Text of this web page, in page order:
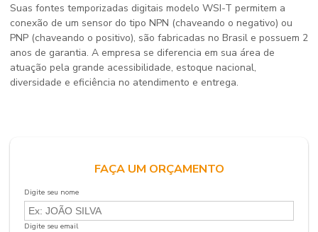
Suas fontes temporizadas digitais modelo WSI-T permitem a
conexão de um sensor do tipo NPN (chaveando o negativo) ou
PNP (chaveando o positivo), são fabricadas no Brasil e possuem 2
anos de garantia. A empresa se diferencia em sua área de
atuação pela grande acessibilidade, estoque nacional,
diversidade e eficiência no atendimento e entrega.
FAÇA UM ORÇAMENTO
Digite seu nome
Digite seu email